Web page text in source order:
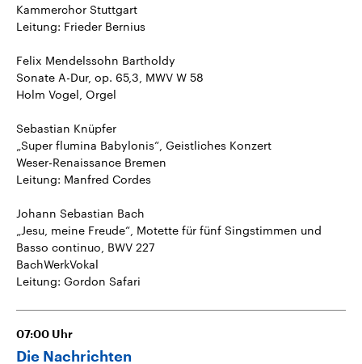
Kammerchor Stuttgart
Leitung: Frieder Bernius
Felix Mendelssohn Bartholdy
Sonate A-Dur, op. 65,3, MWV W 58
Holm Vogel, Orgel
Sebastian Knüpfer
„Super flumina Babylonis“, Geistliches Konzert
Weser-Renaissance Bremen
Leitung: Manfred Cordes
Johann Sebastian Bach
„Jesu, meine Freude“, Motette für fünf Singstimmen und
Basso continuo, BWV 227
BachWerkVokal
Leitung: Gordon Safari
07:00 Uhr
Die Nachrichten